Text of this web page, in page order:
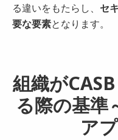
る違いをもたらし、 セ
要な要素となります。
組織が
る際の基準
ア